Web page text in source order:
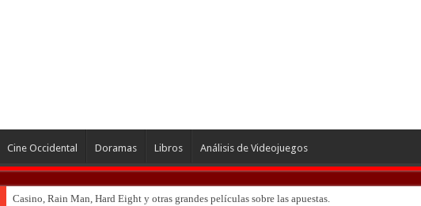
Cine Occidental Doramas Libros Análisis de Videojuegos
Casino, Rain Man, Hard Eight y otras grandes películas sobre las apuestas.